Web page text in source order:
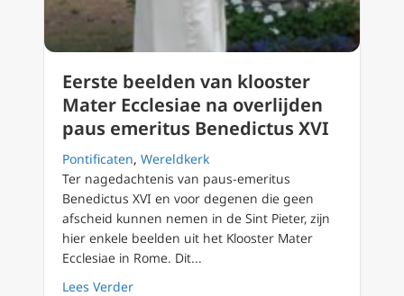
Eerste beelden van klooster
Mater Ecclesiae na overlijden
paus emeritus Benedictus XVI
Pontificaten, Wereldkerk
Ter nagedachtenis van paus-emeritus
Benedictus XVI en voor degenen die geen
afscheid kunnen nemen in de Sint Pieter, zijn
hier enkele beelden uit het Klooster Mater
Ecclesiae in Rome. Dit...
Lees Verderabout Eerste beelden van klooster Mater